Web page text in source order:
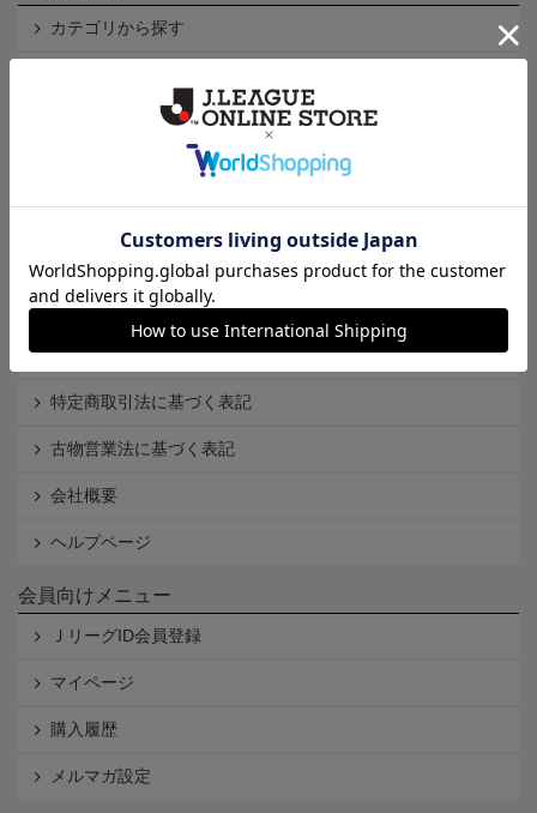
カテゴリから探す
Ｊ2
利用規約
個人情報保護方針
Cookieポリシー
特定商取引法に基づく表記
古物営業法に基づく表記
会社概要
ヘルプページ
会員向けメニュー
ＪリーグID会員登録
マイページ
購入履歴
メルマガ設定